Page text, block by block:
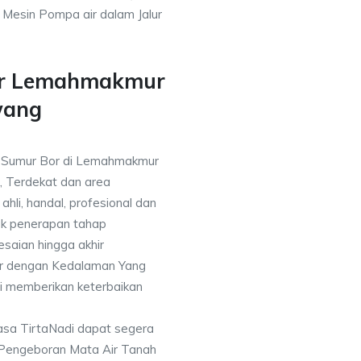
Pompa air dalam Jalur
Lemahmakmur
Bor di Lemahmakmur
Terdekat dan area
handal, profesional dan
penerapan tahap
hingga akhir
Kedalaman Yang
memberikan keterbaikan
TirtaNadi dapat segera
Mata Air Tanah